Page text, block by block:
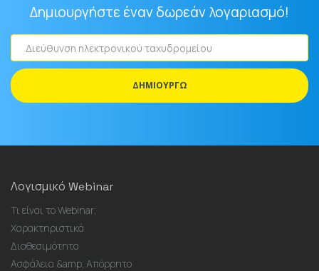
Δημιουργήστε έναν δωρεάν λογαριασμό!
Διεύθυνση
ηλεκτρονικού
ταχυδρομείου
ΔΗΜΙΟΥΡΓΏ
Λογισμικό Webinar
Τι είναι το Webinar;
Χαρακτηριστικά
Διαθεσιμότητα
Ασφάλεια &amp; Απόρρητο